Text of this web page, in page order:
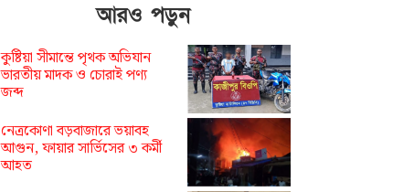
আরও পড়ুন
কুষ্টিয়া সীমান্তে পৃথক অভিযান
ভারতীয় মাদক ও চোরাই পণ্য
জব্দ
নেত্রকোণা বড়বাজারে ভয়াবহ
আগুন, ফায়ার সার্ভিসের ৩ কর্মী
আহত